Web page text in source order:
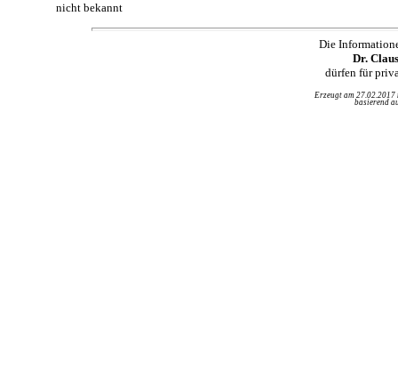
nicht bekannt
Die
Dr.
dürfen für
Erzeugt am
basierend